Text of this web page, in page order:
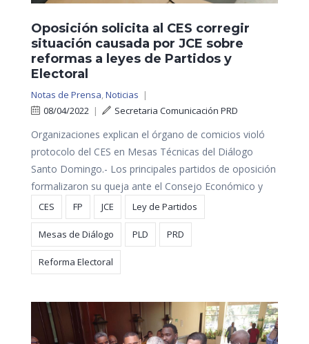
Oposición solicita al CES corregir
situación causada por JCE sobre
reformas a leyes de Partidos y
Electoral
Notas de Prensa Noticias |
08/04/2022 | Secretaria Comunicación PRD
Organizaciones explican el órgano de comicios violó
protocolo del CES en Mesas Técnicas del Diálogo
Santo Domingo.- Los principales partidos de oposición
formalizaron su queja ante el Consejo Económico y
CES FP JCE Ley de Partidos
Mesas de Diálogo PLD PRD
Reforma Electoral